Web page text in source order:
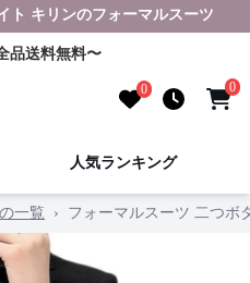
ト キリンのフォーマルスーツ
品送料無料〜
0 0
人気ランキング
一覧 › フォーマルスーツ 二つボ